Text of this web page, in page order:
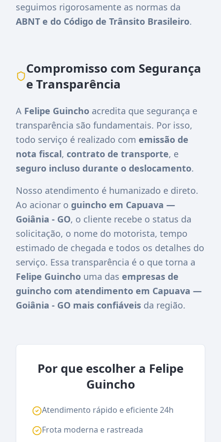
seguimos rigorosamente as normas da
ABNT e do Código de Trânsito Brasileiro.
Compromisso com Segurança
e Transparência
A Felipe Guincho acredita que segurança e
transparência são fundamentais. Por isso,
todo serviço é realizado com emissão de
nota fiscal, contrato de transporte, e
seguro incluso durante o deslocamento.
Nosso atendimento é humanizado e direto.
Ao acionar o guincho em Capuava —
Goiânia - GO, o cliente recebe o status da
solicitação, o nome do motorista, tempo
estimado de chegada e todos os detalhes do
serviço. Essa transparência é o que torna a
Felipe Guincho uma das empresas de
guincho com atendimento em Capuava —
Goiânia - GO mais confiáveis da região.
Por que escolher a Felipe
Guincho
Atendimento rápido e eficiente 24h
Frota moderna e rastreada